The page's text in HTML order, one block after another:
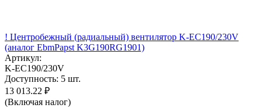
! Центробежный (радиальный) вентилятор K-EC190/230V
(аналог EbmPapst K3G190RG1901)
Артикул:
K-EC190/230V
Доступность: 5 шт.
13 013.22 ₽
(Включая налог)